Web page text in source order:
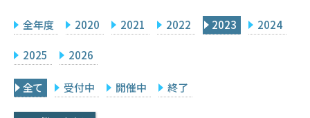
採択研究・報告書一覧
イベント情報
会場設備
全年度 2020 2021 2022 2023 2024
2025 2026
全て 受付中 開催中 終了